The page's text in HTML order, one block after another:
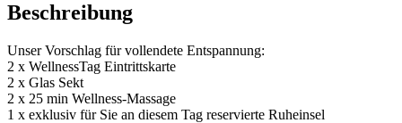
Beschreibung
Unser Vorschlag für vollendete Entspannung:
2 x WellnessTag Eintrittskarte
2 x Glas Sekt
2 x 25 min Wellness-Massage
1 x exklusiv für Sie an diesem Tag reservierte Ruheinsel